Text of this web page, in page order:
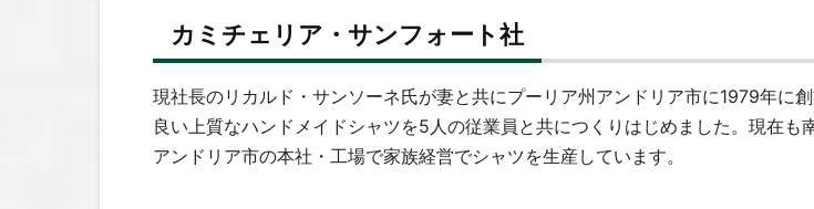
カミチェリア・サンフォート社
現社長のリカルド・サンソーネ氏が妻と共にプーリア州アンドリア市に1979年に
良い上質なハンドメイドシャツを5人の従業員と共につくりはじめました。現在も
アンドリア市の本社・工場で家族経営でシャツを生産しています。